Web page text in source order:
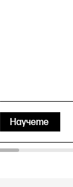
Научете